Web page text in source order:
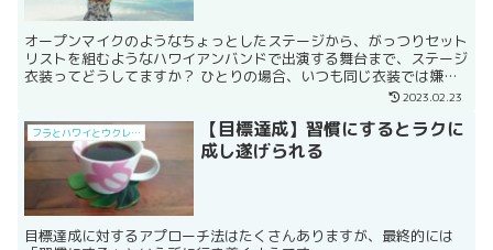
オープンマイクのようなちょっとしたステージから、がっつりセット
リストを組むようなハワイアンバンドで出演する舞台まで、ステージ
衣装ってどうしてますか？ ひとりの場合、いつも同じ衣装では嫌だ
なぁと思うこともあるし、バンドの時は、メンバーで衣装を...2023.02.23
フラとハワイとウクレレと
【目標達成】習慣にするとラクに
成し遂げられる
目標達成に対するアプローチ法はたくさんありますが、最終的には